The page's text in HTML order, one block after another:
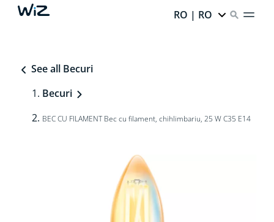
RO | RO
See all Becuri
Becuri
BEC CU FILAMENT Bec cu filament, chihlimbariu, 25 W C35 E14